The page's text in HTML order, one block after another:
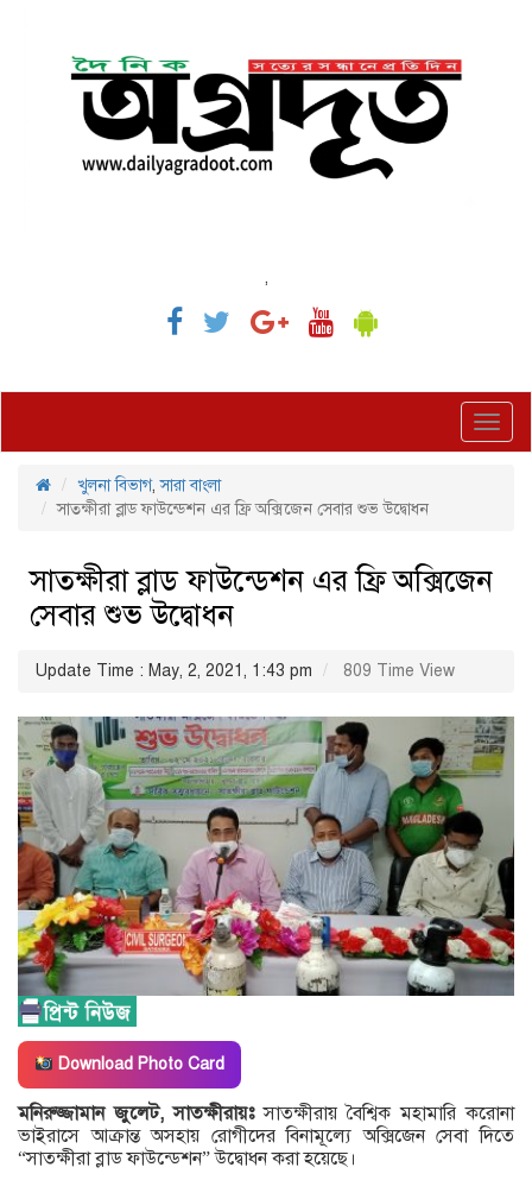
,
খুলনা বিভাগ,সারা বাংলা
সাতক্ষীরা ব্লাড ফাউন্ডেশন এর ফ্রি অক্সিজেন সেবার শুভ উদ্বোধন
সাতক্ষীরা ব্লাড ফাউন্ডেশন এর ফ্রি অক্সিজেন
সেবার শুভ উদ্বোধন
Update Time : May, 2, 2021, 1:43 pm 809 Time View
Download Photo Card
মনিরুজ্জামান জুলেট, সাতক্ষীরায়ঃসাতক্ষীরায় বৈশ্বিক মহামারি করোনা
ভাইরাসে আক্রান্ত অসহায় রোগীদের বিনামূল্যে অক্সিজেন সেবা দিতে
“সাতক্ষীরা ব্লাড ফাউন্ডেশন” উদ্বোধন করা হয়েছে।